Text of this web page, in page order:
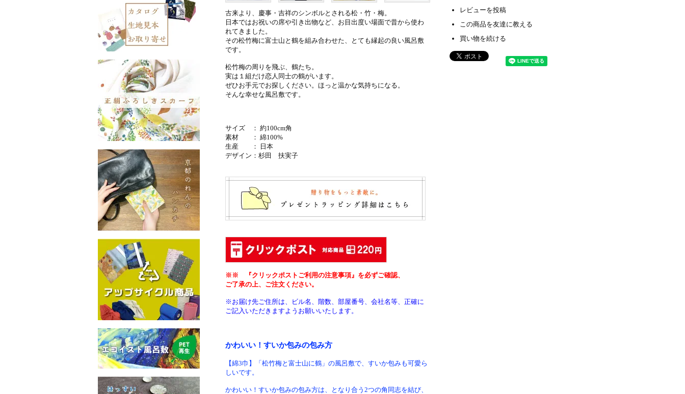
古来より、慶事・吉祥のシンボルとされる松・竹・梅。
日本ではお祝いの席や引き出物など、お目出度い場面で昔から使わ
れてきました。
その松竹梅に富士山と鶴を組み合わせた、とても縁起の良い風呂敷
です。
松竹梅の周りを飛ぶ、鶴たち。
実は１組だけ恋人同士の鶴がいます。
ぜひお手元でお探しください。ほっと温かな気持ちになる。
そんな幸せな風呂敷です。
サイズ ： 約100cm角
素材 ： 綿100%
生産 ： 日本
デザイン： 杉田 扶実子
※※ 『クリックポストご利用の注意事項』を必ずご確認、
ご了承の上、ご注文ください。
※お届け先ご住所は、ビル名、階数、部屋番号、会社名等、正確に
ご記入いただきますようお願いいたします。
かわいい！すいか包みの包み方
【綿3巾】「松竹梅と富士山に鶴」の風呂敷で、すいか包みも可愛ら
しいです。
かわいい！すいか包みの包み方は、となり合う2つの角同志を結び、
レビューを投稿
この商品を友達に教える
買い物を続ける